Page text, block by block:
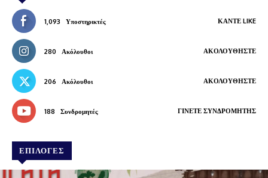
1,093 Υποστηρικτές ΚΆΝΤΕ LIKE
280 Ακόλουθοι ΑΚΟΛΟΥΘΉΣΤΕ
206 Ακόλουθοι ΑΚΟΛΟΥΘΉΣΤΕ
188 Συνδρομητές ΓΊΝΕΤΕ ΣΥΝΔΡΟΜΗΤΉΣ
ΕΠΙΛΟΓΕΣ